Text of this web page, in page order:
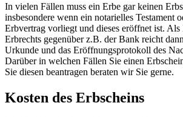
In vielen Fällen muss ein Erbe gar keinen
insbesondere wenn ein notarielles Testament
Erbvertrag vorliegt und dieses eröffnet ist. Als
Erbrechts gegenüber z.B. der Bank reicht
Urkunde und das Eröffnungsprotokoll des
Darüber in welchen Fällen Sie einen
Sie diesen beantragen beraten wir Sie gerne.
Kosten des Erbscheins